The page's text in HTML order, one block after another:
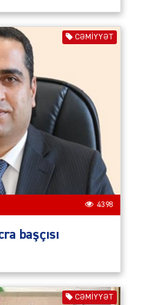
CƏMIYYƏT
4398
başçısı
CƏMIYYƏT